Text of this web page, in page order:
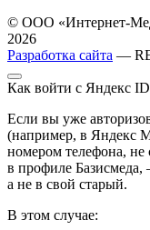
© ООО «Интернет-
2026
Разработка сайта —
Как войти с Яндекс
Если вы уже
(например, в Яндекс
номером телефона,
в профиле
а не в свой старый.
В этом случае: